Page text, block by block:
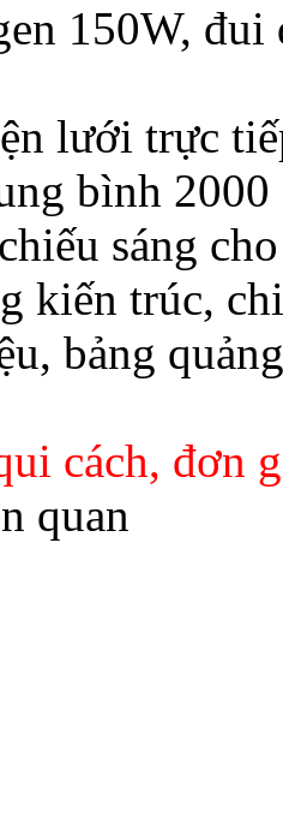
150W, đui
lưới trực
bình 2000
sáng
kiến trúc,
bảng
cách, đơn
quan